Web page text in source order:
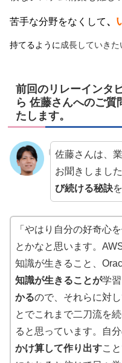
苦手な分野をなくして、
持てるように成長していきた
前回のリレーインタ
ら 佐藤さんへのご質
たします。
佐藤さんは、
お聞きしました
び続ける秘訣
「やはり自分の好奇心
とかなと思います。
知識が生きること、
知識が生きることが学
かるので、それらに対
とでこれまで二刀流を
ると思っています。自
かけ算して作り出すこ